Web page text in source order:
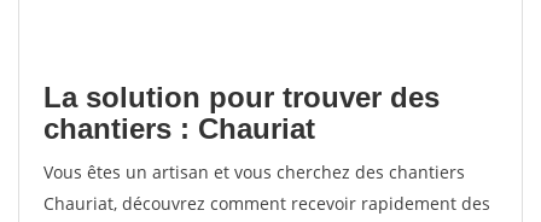
La solution pour trouver des
chantiers : Chauriat
Vous êtes un artisan et vous cherchez des chantiers
Chauriat, découvrez comment recevoir rapidement des